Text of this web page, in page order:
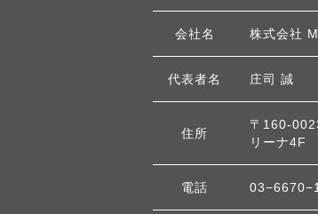
会社名 株式会社
代表者名 庄司 誠
住所
〒160-
リーナ4F
電話